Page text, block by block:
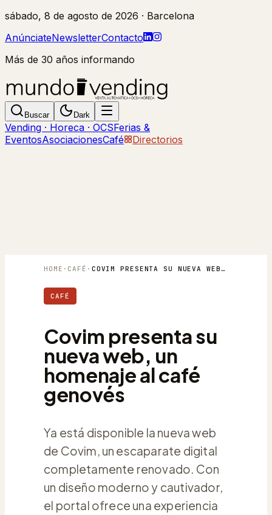
sábado, 8 de agosto de 2026 · Barcelona
AnúnciateNewsletterContacto
Más de 30 años informando
Buscar Dark
Vending · Horeca · OCSFerias &
EventosAsociacionesCafé Directorios
HOME · CAFÉ · COVIM PRESENTA SU NUEVA WEB, UN HOMENAJE AL CAFÉ GENOVÉS
CAFÉ
Covim presenta su
nueva web, un
homenaje al café
genovés
Ya está disponible la nueva web
de Covim, un escaparate digital
completamente renovado. Con
un diseño moderno y cautivador,
el portal ofrece una experiencia